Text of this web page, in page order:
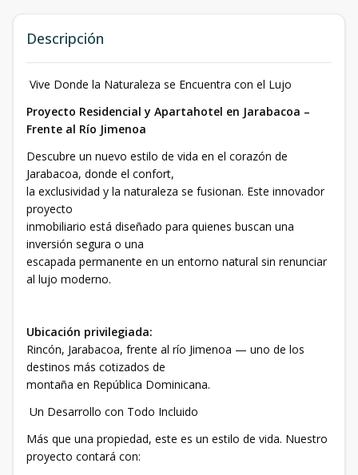
Descripción
Vive Donde la Naturaleza se Encuentra con el Lujo
Proyecto Residencial y Apartahotel en Jarabacoa –
Frente al Río Jimenoa
Descubre un nuevo estilo de vida en el corazón de
Jarabacoa, donde el confort,
la exclusividad y la naturaleza se fusionan. Este innovador
proyecto
inmobiliario está diseñado para quienes buscan una
inversión segura o una
escapada permanente en un entorno natural sin renunciar
al lujo moderno.
Ubicación privilegiada:
Rincón, Jarabacoa, frente al río Jimenoa — uno de los
destinos más cotizados de
montaña en República Dominicana.
Un Desarrollo con Todo Incluido
Más que una propiedad, este es un estilo de vida. Nuestro
proyecto contará con: